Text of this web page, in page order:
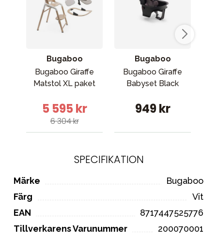
Bugaboo
Bugaboo Giraffe
Matstol XL paket
5 595 kr
6 304 kr
Bugaboo
Bugaboo Giraffe
Babyset Black
949 kr
SPECIFIKATION
Märke
Bugaboo
Färg
Vit
EAN
8717447525776
Tillverkarens Varunummer
200070001